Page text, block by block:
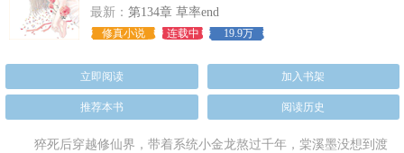
最新： 第134章 草率end
修真小说 连载中 19.9万
立即阅读 加入书架
推荐本书 阅读历史
猝死后穿越修仙界，带着系统小金龙熬过千年，棠溪墨没想到渡